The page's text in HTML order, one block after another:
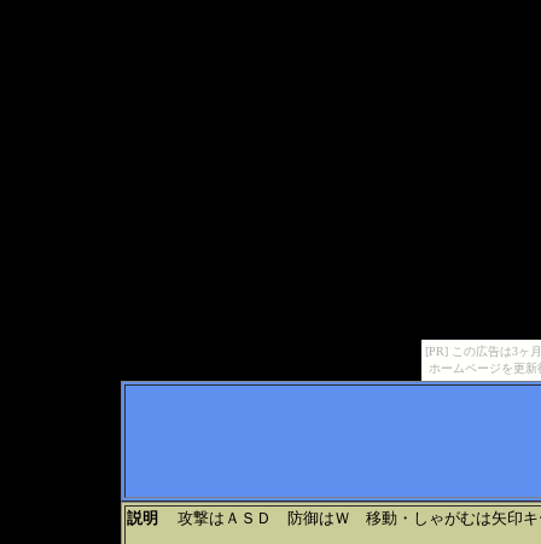
[PR] この広告は3ヶ
ホームページを更
説明 攻撃はＡＳＤ 防御はＷ 移動・しゃがむは矢印キ